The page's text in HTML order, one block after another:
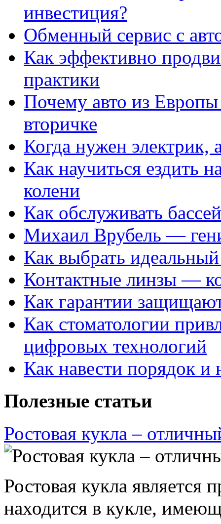
инвестиция?
Обменный сервис с
Как эффективно
практики
Почему авто из
вторичке
Когда нужен электрик,
Как научиться ездить
колени
Как обслуживать
Михаил Врубель —
Как выбрать
Контактные линзы —
Как гарантии
Как стоматологии
цифровых технологий
Как навести порядок и
Полезные статьи
Ростовая кукла –
Ростовая кукла является
находится в кукле,